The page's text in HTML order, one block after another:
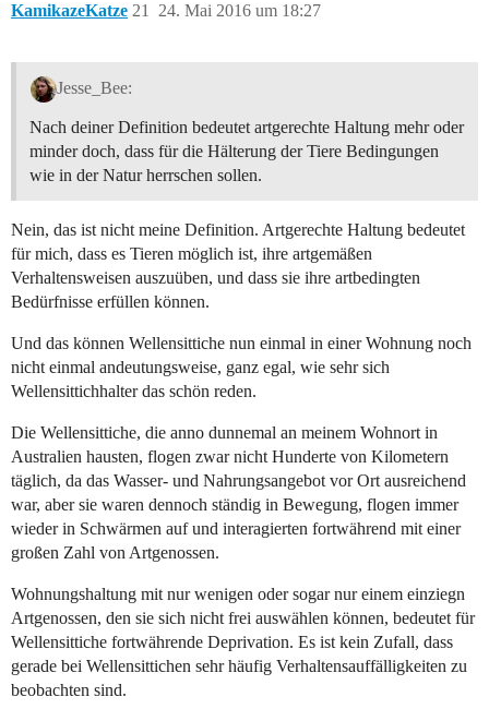
KamikazeKatze 24. Mai 2016 um 18:27
21
Jesse_Bee:
Nach deiner Definition bedeutet artgerechte Haltung mehr oder
minder doch, dass für die Hälterung der Tiere Bedingungen
wie in der Natur herrschen sollen.
Nein, das ist nicht meine Definition. Artgerechte Haltung bedeutet
für mich, dass es Tieren möglich ist, ihre artgemäßen
Verhaltensweisen auszuüben, und dass sie ihre artbedingten
Bedürfnisse erfüllen können.
Und das können Wellensittiche nun einmal in einer Wohnung noch
nicht einmal andeutungsweise, ganz egal, wie sehr sich
Wellensittichhalter das schön reden.
Die Wellensittiche, die anno dunnemal an meinem Wohnort in
Australien hausten, flogen zwar nicht Hunderte von Kilometern
täglich, da das Wasser- und Nahrungsangebot vor Ort ausreichend
war, aber sie waren dennoch ständig in Bewegung, flogen immer
wieder in Schwärmen auf und interagierten fortwährend mit einer
großen Zahl von Artgenossen.
Wohnungshaltung mit nur wenigen oder sogar nur einem einziegn
Artgenossen, den sie sich nicht frei auswählen können, bedeutet für
Wellensittiche fortwährende Deprivation. Es ist kein Zufall, dass
gerade bei Wellensittichen sehr häufig Verhaltensauffälligkeiten zu
beobachten sind.